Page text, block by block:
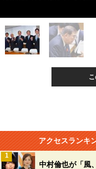
アクセスランキ
中村倫也が「風
1